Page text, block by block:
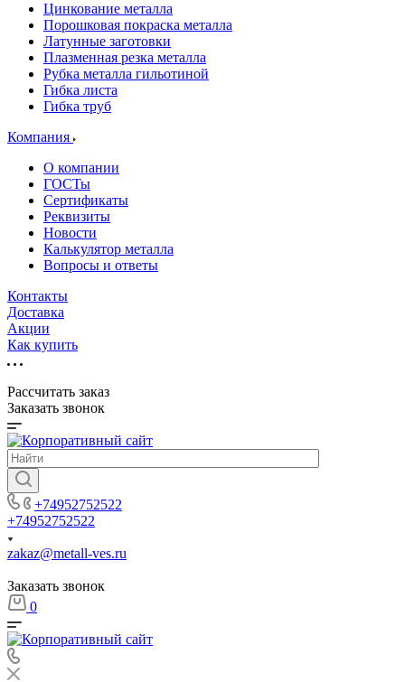
Цинкование металла
Порошковая покраска металла
Латунные заготовки
Плазменная резка металла
Рубка металла гильотиной
Гибка листа
Гибка труб
Компания
О компании
ГОСТы
Сертификаты
Реквизиты
Новости
Калькулятор металла
Вопросы и ответы
Контакты
Доставка
Акции
Как купить
Рассчитать заказ
Заказать звонок
+74952752522
+74952752522
zakaz@metall-ves.ru
Заказать звонок
0